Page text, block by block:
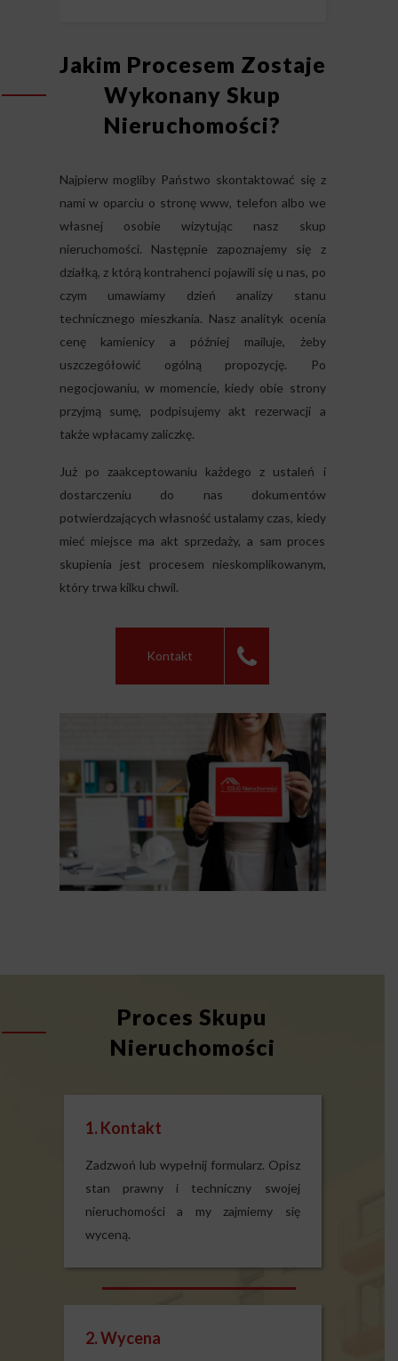
Jakim Procesem Zostaje
Wykonany Skup
Nieruchomości?
Najpierw mogliby Państwo skontaktować się z
nami w oparciu o stronę www, telefon albo we
własnej osobie wizytując nasz skup
nieruchomości. Następnie zapoznajemy się z
działką, z którą kontrahenci pojawili się u nas, po
czym umawiamy dzień analizy stanu
technicznego mieszkania. Nasz analityk ocenia
cenę kamienicy a później mailuje, żeby
uszczegółowić ogólną propozycję. Po
negocjowaniu, w momencie, kiedy obie strony
przyjmą sumę, podpisujemy akt rezerwacji a
także wpłacamy zaliczkę.
Już po zaakceptowaniu każdego z ustaleń i
dostarczeniu do nas dokumentów
potwierdzających własność ustalamy czas, kiedy
mieć miejsce ma akt sprzedaży, a sam proces
skupienia jest procesem nieskomplikowanym,
który trwa kilku chwil.
Kontakt
Proces Skupu
Nieruchomości
1. Kontakt
Zadzwoń lub wypełnij formularz. Opisz
stan prawny i techniczny swojej
nieruchomości a my zajmiemy się
wyceną.
2. Wycena